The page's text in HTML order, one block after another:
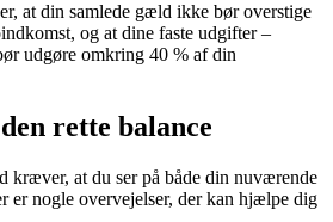
at din samlede gæld ikke bør overstige
og at dine faste udgifter –
udgøre omkring 40 % af din
rette balance
kræver, at du ser på både din nuværende
er nogle overvejelser, der kan hjælpe dig